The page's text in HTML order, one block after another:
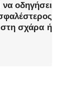
οδηγήσει
στη σχάρα ή